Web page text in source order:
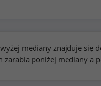
mediany znajduje się
poniżej mediany a